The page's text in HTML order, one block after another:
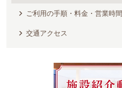
ご利用の手順・料金・営業時間
交通アクセス